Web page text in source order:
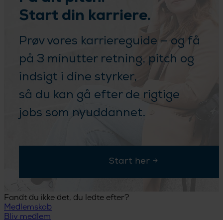
Fandt du ikke det, du ledte efter?
Medlemskab
Bliv medlem